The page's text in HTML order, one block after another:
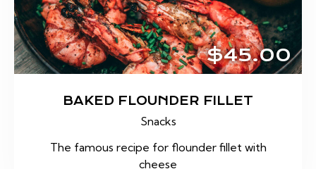
$45.00
BAKED FLOUNDER FILLET
Snacks
The famous recipe for flounder fillet with
cheese